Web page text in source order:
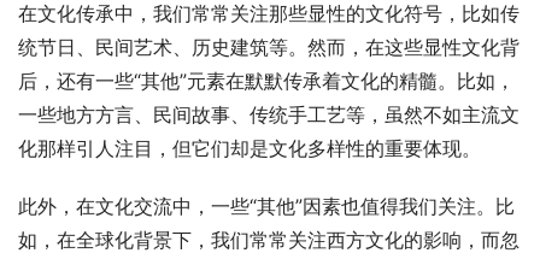
在文化传承中，我们常常关注那些显性的文化符号，比如传
统节日、民间艺术、历史建筑等。然而，在这些显性文化背
后，还有一些“其他”元素在默默传承着文化的精髓。比如，
一些地方方言、民间故事、传统手工艺等，虽然不如主流文
化那样引人注目，但它们却是文化多样性的重要体现。
此外，在文化交流中，一些“其他”因素也值得我们关注。比
如，在全球化背景下，我们常常关注西方文化的影响，而忽